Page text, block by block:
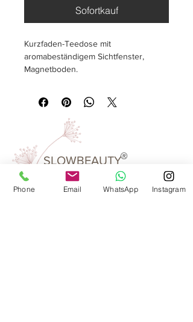
Sofortkauf
Kurzfaden-Teedose mit
aromabeständigem Sichtfenster,
Magnetboden.
Größe:
rund, Ø 65 mm, Höhe 32 mm
Verpackungseinheit:
matt silber
SLOWBEAUTY
We Create
®
Phone Email WhatsApp Instagram